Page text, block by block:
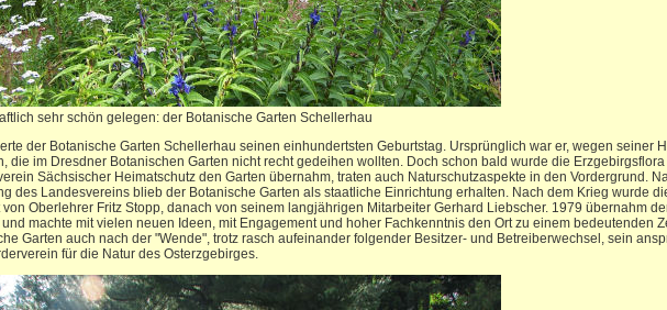
sehr schön gelegen: der Botanische Garten Schellerhau
der Botanische Garten Schellerhau seinen einhundertsten Geburtstag. Ursprünglich war er, wegen seiner
die im Dresdner Botanischen Garten nicht recht gedeihen wollten. Doch schon bald wurde die
Sächsischer Heimatschutz den Garten übernahm, traten auch Naturschutzaspekte in den Vordergrund.
des Landesvereins blieb der Botanische Garten als staatliche Einrichtung erhalten. Nach dem Krieg wurde
von Oberlehrer Fritz Stopp, danach von seinem langjährigen Mitarbeiter Gerhard Liebscher. 1979 übernahm
machte mit vielen neuen Ideen, mit Engagement und hoher Fachkenntnis den Ort zu einem bedeutenden
Garten auch nach der "Wende", trotz rasch aufeinander folgender Besitzer- und Betreiberwechsel, sein
für die Natur des Osterzgebirges.